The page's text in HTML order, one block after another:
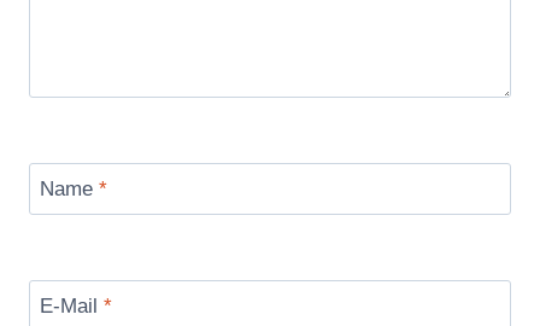
Name *
E-Mail *